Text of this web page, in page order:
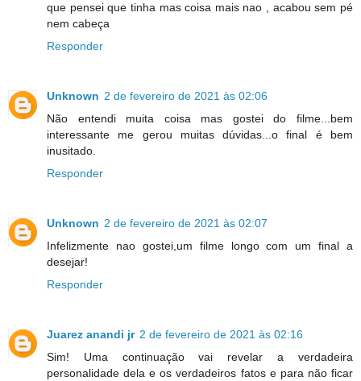
que pensei que tinha mas coisa mais nao , acabou sem pé
nem cabeça
Responder
Unknown 2 de fevereiro de 2021 às 02:06
Não entendi muita coisa mas gostei do filme...bem
interessante me gerou muitas dúvidas...o final é bem
inusitado.
Responder
Unknown 2 de fevereiro de 2021 às 02:07
Infelizmente nao gostei,um filme longo com um final a
desejar!
Responder
Juarez anandi jr 2 de fevereiro de 2021 às 02:16
Sim! Uma continuação vai revelar a verdadeira
personalidade dela e os verdadeiros fatos e para não ficar